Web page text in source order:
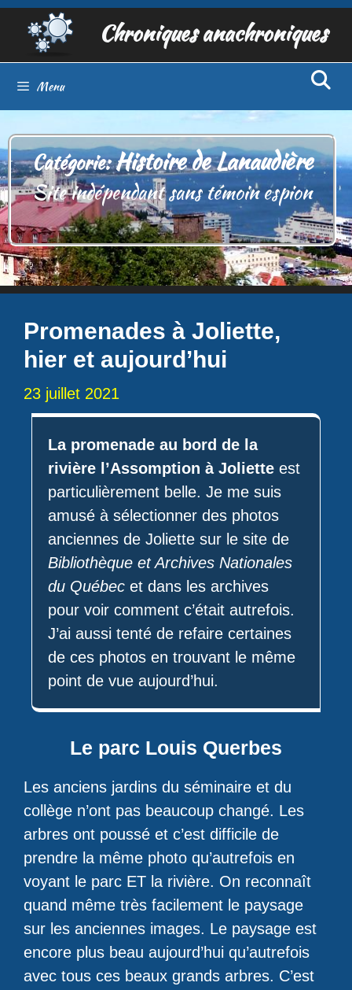
Aller
contenu
Chroniques anachroniques
Menu
Catégorie:Histoire de Lanaudière
Site indépendant sans témoin espion
Promenades à Joliette,
hier et aujourd’hui
23 juillet 2021
La promenade au bord de la
rivière l’Assomption à Joliette est
particulièrement belle. Je me suis
amusé à sélectionner des photos
anciennes de Joliette sur le site de
Bibliothèque et Archives Nationales
du Québec et dans les archives
pour voir comment c’était autrefois.
J’ai aussi tenté de refaire certaines
de ces photos en trouvant le même
point de vue aujourd’hui.
Le parc Louis Querbes
Les anciens jardins du séminaire et du
collège n’ont pas beaucoup changé. Les
arbres ont poussé et c’est difficile de
prendre la même photo qu’autrefois en
voyant le parc ET la rivière. On reconnaît
quand même très facilement le paysage
sur les anciennes images. Le paysage est
encore plus beau aujourd’hui qu’autrefois
avec tous ces beaux grands arbres. C’est